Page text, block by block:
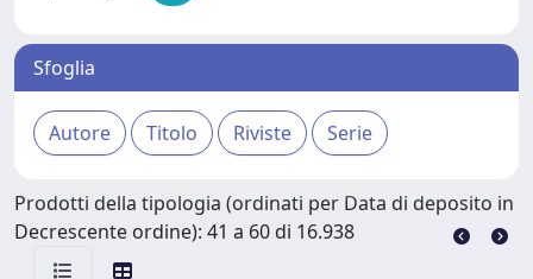
Sfoglia
Prodotti della tipologia (ordinati per Data di deposito in
Decrescente ordine): 41 a 60 di 16.938